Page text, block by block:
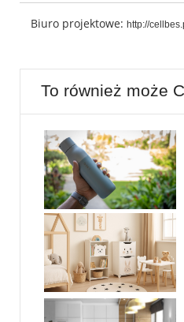
Biuro projektowe: http://
To również może